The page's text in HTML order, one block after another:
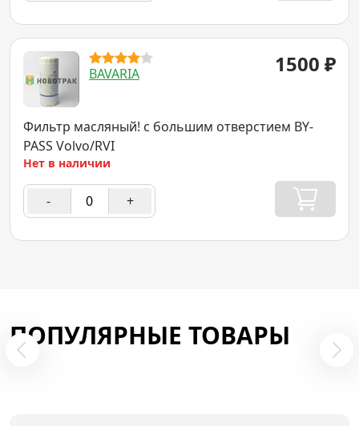
BAVARIA 1500 ₽
Фильтр масляный! с большим отверстием BY-
PASS Volvo/RVI
Нет в наличии
- +
ПОПУЛЯРНЫЕ ТОВАРЫ